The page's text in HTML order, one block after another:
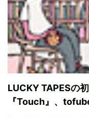
LUCKY TAPESの
『Touch』、